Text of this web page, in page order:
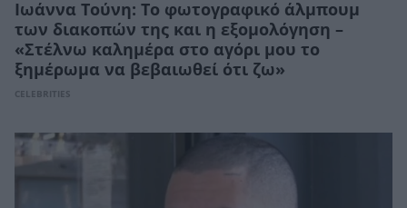
Ιωάννα Τούνη: Το φωτογραφικό άλμπουμ
των διακοπών της και η εξομολόγηση –
«Στέλνω καλημέρα στο αγόρι μου το
ξημέρωμα να βεβαιωθεί ότι ζω»
CELEBRITIES